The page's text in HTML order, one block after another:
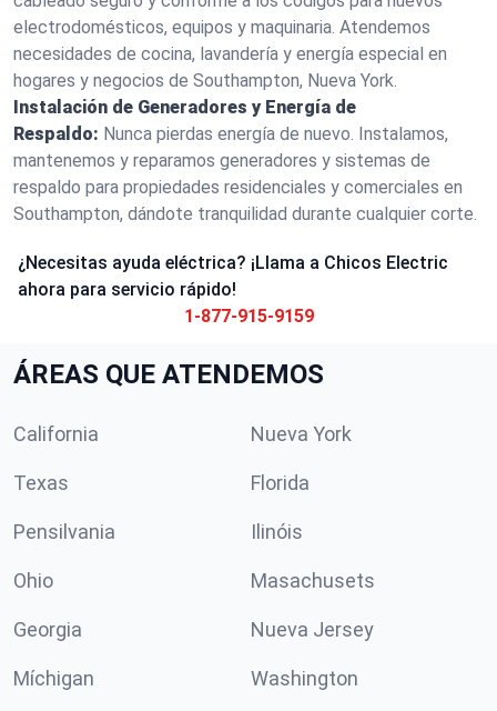
electrodomésticos, equipos y maquinaria. Atendemos
necesidades de cocina, lavandería y energía especial en
hogares y negocios de Southampton, Nueva York.
Instalación de Generadores y Energía de
Respaldo: Nunca pierdas energía de nuevo. Instalamos,
mantenemos y reparamos generadores y sistemas de
respaldo para propiedades residenciales y comerciales en
Southampton, dándote tranquilidad durante cualquier corte.
¿Necesitas ayuda eléctrica? ¡Llama a Chicos Electric
ahora para servicio rápido!
1-877-915-9159
ÁREAS QUE ATENDEMOS
California Nueva York
Texas Florida
Pensilvania Ilinóis
Ohio Masachusets
Georgia Nueva Jersey
Míchigan Washington